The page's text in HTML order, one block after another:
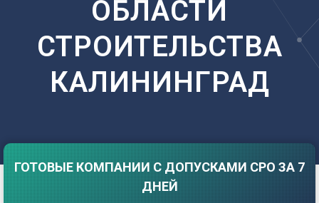
Владикавказ
Волгоград
Е
Иваново
Ижевск
Иркутск
Самара
Саратов
Симферополь
Смоленск
Т
Тамбов
ОБЛАСТИ
СТРОИТЕЛЬСТВА
КАЛИНИНГРАД
ГОТОВЫЕ КОМПАНИИ С ДОПУСКАМИ СРО ЗА 7
ДНЕЙ